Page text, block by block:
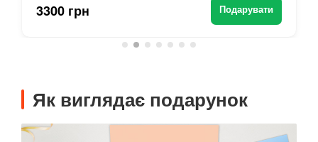
3300 грн
Подарувати
Як виглядає подарунок